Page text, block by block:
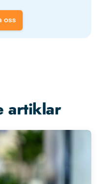
oss
artiklar